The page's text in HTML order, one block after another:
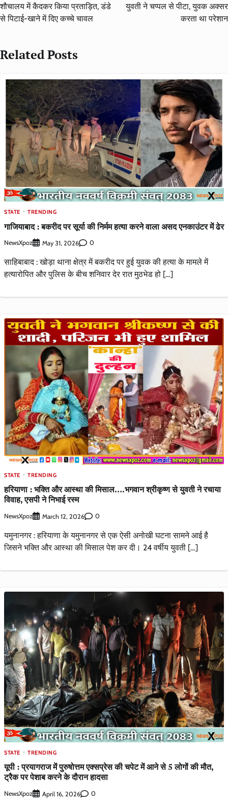
शौचालय में कैदकर किया प्रताड़ित, डंडे
से पिटाई-खाने में दिए कच्चे चावल
युवती ने चप्पल से पीटा, युवक अक्सर
करता था परेशान
Related Posts
STATE TRENDING
गाजियाबाद : बकरीद पर सूर्या की निर्मम हत्या करने वाला असद एनकाउंटर में ढेर
NewsXpoz May 31, 2026 0
साहिबाबाद : खोड़ा थाना क्षेत्र में बकरीद पर हुई युवक की हत्या के मामले में
हत्यारोपित और पुलिस के बीच शनिवार देर रात मुठभेड हो […]
STATE TRENDING
हरियाणा : भक्ति और आस्था की मिसाल….भगवान श्रीकृष्ण से युवती ने रचाया
विवाह, एसपी ने निभाई रस्म
NewsXpoz March 12, 2026 0
यमुनानगर : हरियाणा के यमुनानगर से एक ऐसी अनोखी घटना सामने आई है
जिसने भक्ति और आस्था की मिसाल पेश कर दी। 24 वर्षीय युवती […]
STATE TRENDING
यूपी : प्रयागराज में पुरुषोत्तम एक्सप्रेस की चपेट में आने से 5 लोगों की मौत,
ट्रैक पर पेशाब करने के दौरान हादसा
NewsXpoz April 16, 2026 0